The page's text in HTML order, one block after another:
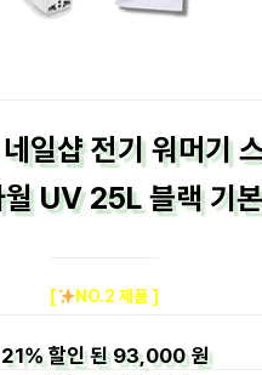
일샵 전기 워머기
월 UV 25L 블랙 기본
[ NO.2 제품 ]
21%할인 된93,000 원